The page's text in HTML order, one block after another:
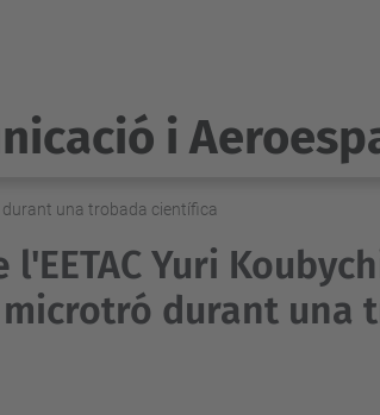
i
durant una trobada científica
Yuri
durant una